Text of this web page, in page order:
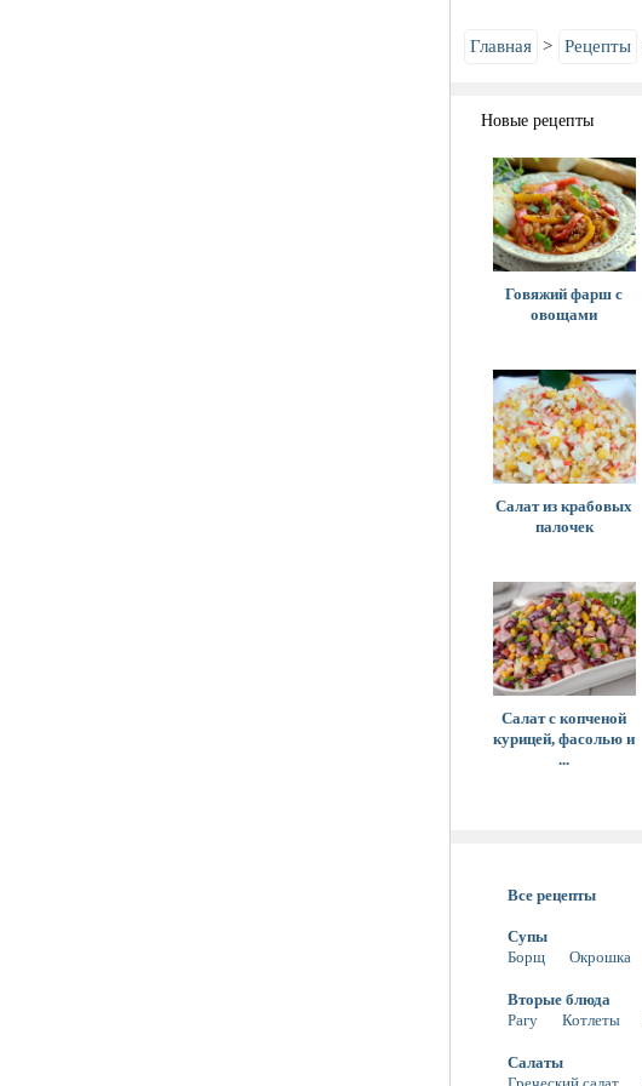
Главная Рецепты
Новые рецепты
Говяжий фарш с
овощами
Салат из крабовых
палочек
Салат с копченой
курицей, фасолью и
...
Все рецепты
Супы
Борщ
Окрошка
Вторые блюда
Рагу
Котлеты
Салаты